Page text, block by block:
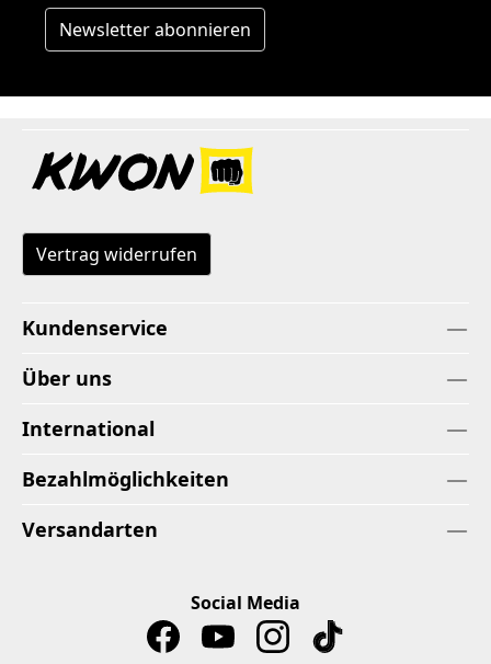
Newsletter abonnieren
Vertrag widerrufen
Kundenservice
Über uns
International
Bezahlmöglichkeiten
Versandarten
Social Media